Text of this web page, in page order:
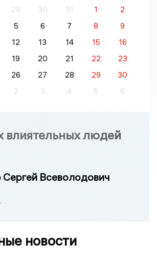
29 30 31 1
2
5 6 7 8
9
12 13 14 15
16
19 20 21 22
23
26 27 28 29
30
2 3 4 5 6
влиятельных людей
Всеволодович
новости